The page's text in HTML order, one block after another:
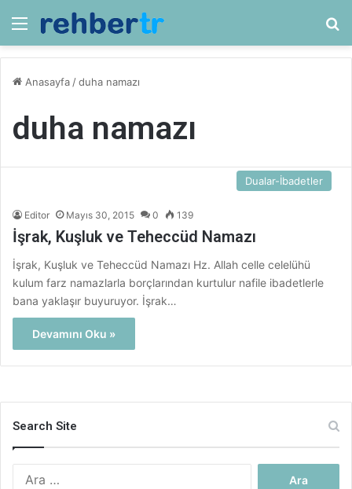
Menü
Anasayfa /duha namazı
duha namazı
Dualar-İbadetler
Editor Mayıs 30, 2015 0 139
İşrak, Kuşluk ve Teheccüd Namazı
İşrak, Kuşluk ve Teheccüd Namazı Hz. Allah celle celelühü
kulum farz namazlarla borçlarından kurtulur nafile ibadetlerle
bana yaklaşır buyuruyor. İşrak…
Devamını Oku »
Search Site